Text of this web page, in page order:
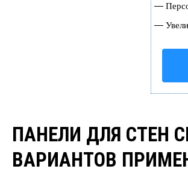
—
—
ПАНЕЛИ ДЛЯ СТЕН
ВАРИАНТОВ